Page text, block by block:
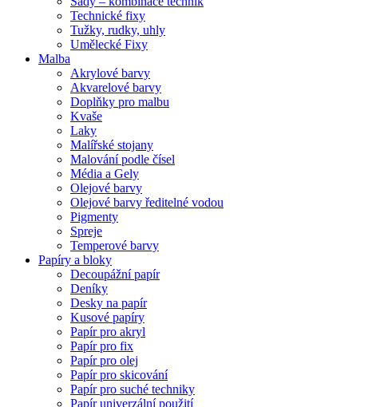
Technické fixy
Tužky, rudky, uhly
Umělecké Fixy
Malba
Akrylové barvy
Akvarelové barvy
Doplňky pro malbu
Kvaše
Laky
Malířské stojany
Malování podle čísel
Média a Gely
Olejové barvy
Olejové barvy ředitelné vodou
Pigmenty
Spreje
Temperové barvy
Papíry a bloky
Decoupážní papír
Deníky
Desky na papír
Kusové papíry
Papír pro akryl
Papír pro fix
Papír pro olej
Papír pro skicování
Papír pro suché techniky
Papír univerzální použití